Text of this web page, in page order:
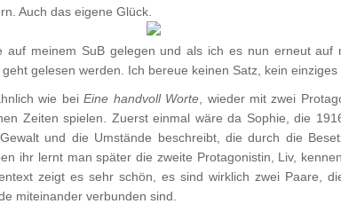
Auch das eigene Glück.
auf meinem SuB gelegen und als ich es nun erneut auf
gelesen werden. Ich bereue keinen Satz, kein einziges
wie beiEine handvoll Worte , wieder mit zwei
Zeiten spielen. Zuerst einmal wäre da Sophie, die
und die Umstände beschreibt, die durch die
ihr lernt man später die zweite Protagonistin, Liv,
zeigt es sehr schön, es sind wirklich zwei Paare,
miteinander verbunden sind.